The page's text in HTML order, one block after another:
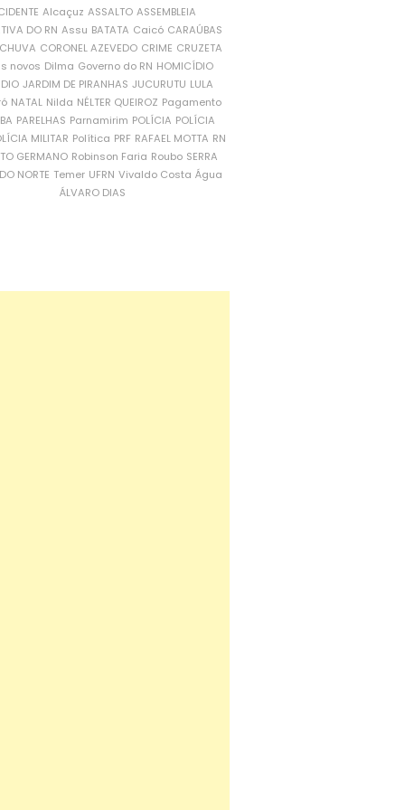
Alcaçuz ASSALTO ASSEMBLEIA
DO RN Assu BATATA Caicó CARAÚBAS
CORONEL AZEVEDO CRIME CRUZETA
novos Dilma Governo do RN HOMICÍDIO
JARDIM DE PIRANHAS JUCURUTU LULA
NATAL Nilda NÉLTER QUEIROZ Pagamento
PARELHAS Parnamirim POLÍCIA POLÍCIA
MILITAR Política PRF RAFAEL MOTTA RN
GERMANO Robinson Faria Roubo SERRA
NORTE Temer UFRN Vivaldo Costa Água
ÁLVARO DIAS